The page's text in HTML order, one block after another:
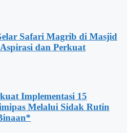
Safari Magrib di Masjid
dan Perkuat
Implementasi 15
Melalui Sidak Rutin